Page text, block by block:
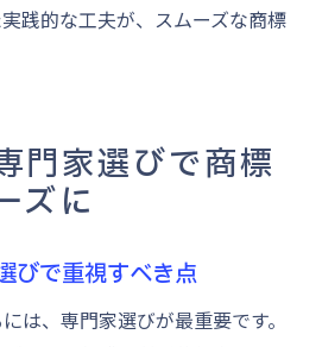
践的な工夫が、スムーズな商標
門家選びで商標
ズに
びで重視すべき点
は、専門家選びが最重要です。